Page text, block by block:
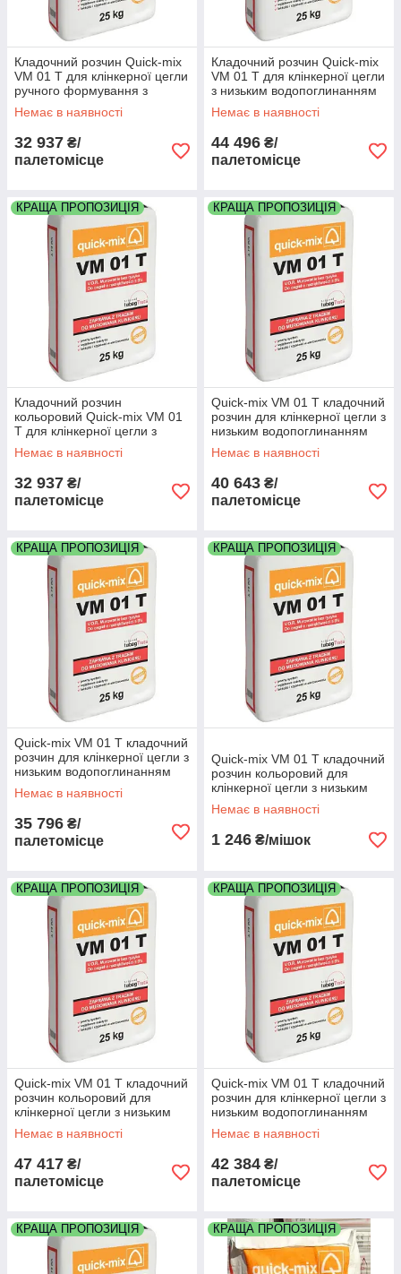
Кладочний розчин Quick-mix
VM 01 T для клінкерної цегли
ручного формування з
низьким водопоглинанням
колір сірий палета 48 мішків
Немає в наявності
32 937 ₴/
палетомісце
Кладочний розчин Quick-mix
VM 01 T для клінкерної цегли
з низьким водопоглинанням
колір білий палета 48 мішків
Немає в наявності
44 496 ₴/
палетомісце
КРАЩА ПРОПОЗИЦІЯ
Кладочний розчин
кольоровий Quick-mix VM 01
T для клінкерної цегли з
низьким водопоглинанням
колір сірий палета 48 мішків
Немає в наявності
32 937 ₴/
палетомісце
КРАЩА ПРОПОЗИЦІЯ
Quick-mix VM 01 T кладочний
розчин для клінкерної цегли з
низьким водопоглинанням
колір бежевий палета 48
мішків
Немає в наявності
40 643 ₴/
палетомісце
КРАЩА ПРОПОЗИЦІЯ
Quick-mix VM 01 T кладочний
розчин для клінкерної цегли з
низьким водопоглинанням
колір графітовий палета 48
мішків
Немає в наявності
35 796 ₴/
палетомісце
КРАЩА ПРОПОЗИЦІЯ
Quick-mix VM 01 T кладочний
розчин кольоровий для
клінкерної цегли з низьким
водопоглинанням колір
цегляний
Немає в наявності
1 246 ₴/мішок
КРАЩА ПРОПОЗИЦІЯ
Quick-mix VM 01 T кладочний
розчин кольоровий для
клінкерної цегли з низьким
водопоглинанням колір
коричневий
Немає в наявності
47 417 ₴/
палетомісце
КРАЩА ПРОПОЗИЦІЯ
Quick-mix VM 01 T кладочний
розчин для клінкерної цегли з
низьким водопоглинанням
колір пісочний палета 48
мішків
Немає в наявності
42 384 ₴/
палетомісце
КРАЩА ПРОПОЗИЦІЯ КРАЩА ПРОПОЗИЦІЯ